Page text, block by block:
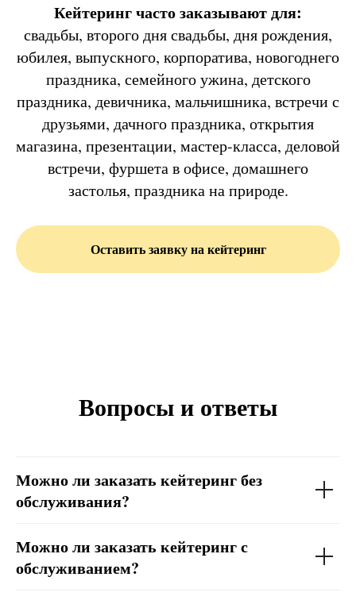
Кейтеринг часто заказывают для:
свадьбы, второго дня свадьбы, дня рождения,
юбилея, выпускного, корпоратива, новогоднего
праздника, семейного ужина, детского
праздника, девичника, мальчишника, встречи с
друзьями, дачного праздника, открытия
магазина, презентации, мастер-класса, деловой
встречи, фуршета в офисе, домашнего
застолья, праздника на природе.
Оставить заявку на кейтеринг
Вопросы и ответы
Можно ли заказать кейтеринг без
обслуживания?
Можно ли заказать кейтеринг с
обслуживанием?